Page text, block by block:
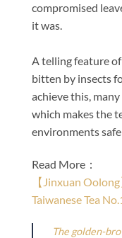
compromised
it was.
A telling feature
bitten by insects
achieve this,
which makes the
environments
Read More：
【Jinxuan
Taiwanese Tea
The golden-